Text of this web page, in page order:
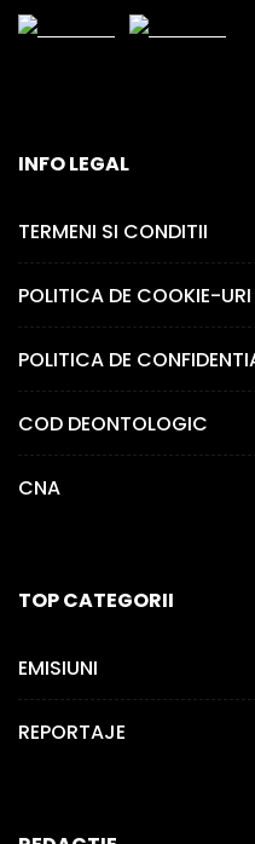
INFO LEGAL
TERMENI SI CONDITII
POLITICA DE COOKIE-URI
POLITICA DE
COD DEONTOLOGIC
CNA
TOP CATEGORII
EMISIUNI
REPORTAJE